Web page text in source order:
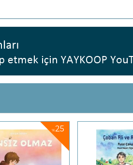
%25